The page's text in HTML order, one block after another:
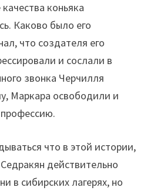
коньяка
Каково было его
что создателя его
и сослали в
звонка Черчилля
Маркара освободили и
что в этой истории,
действительно
в сибирских лагерях, но